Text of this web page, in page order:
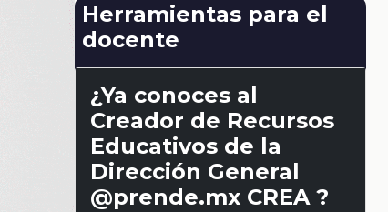
Herramientas para el
docente
¿Ya conoces al
Creador de Recursos
Educativos de la
Dirección General
@prende.mx CREA ?